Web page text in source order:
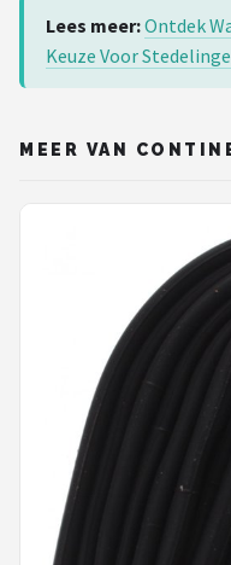
Lees meer:Ontdek
Keuze Voor
MEER VAN